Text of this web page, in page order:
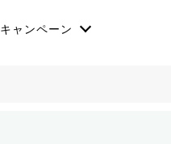
キャンペーン